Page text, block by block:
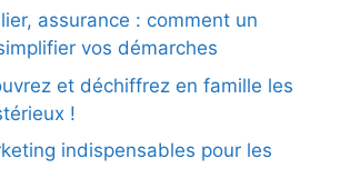
assurance : comment un
vos démarches
et déchiffrez en famille les
!
indispensables pour les